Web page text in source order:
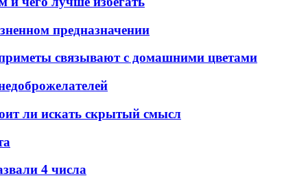
предназначении
связывают с домашними цветами
ли искать скрытый смысл
4 числа